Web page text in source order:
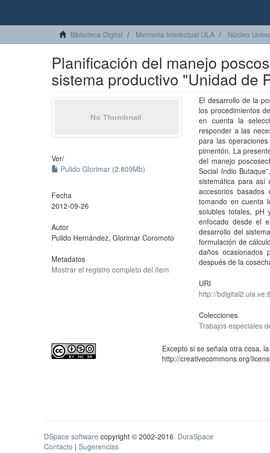
Biblioteca Digital Memoria Intelectual ULA Núcleo
Planificación del manejo
sistema productivo "Unidad de
Ver/
Pulido Glorimar (2.809Mb)
Fecha
2012-09-26
Autor
Pulido Hernández, Glorimar Coromoto
Metadatos
Mostrar el registro completo del ítem
El desarrollo de la
los procedimientos
en cuenta la
responder a las
para las
pimentón. La
del manejo
Social Indio
sistemática para así
accesorios
tomando en cuenta
solubles totales, pH
enfocado desde el
desarrollo del
formulación de
daños ocasionados
después de la
URI
http://
Colecciones
Trabajos especiales
Excepto si se señala otra cosa,
http://creativecommons.org/
DSpace software copyright © 2002-2016 DuraSpace
Contacto | Sugerencias